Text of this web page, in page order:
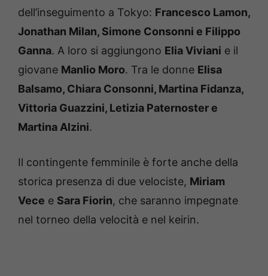
dell’inseguimento a Tokyo: Francesco Lamon,
Jonathan Milan, Simone Consonni e Filippo
Ganna. A loro si aggiungono Elia Viviani e il
giovane Manlio Moro. Tra le donne Elisa
Balsamo, Chiara Consonni, Martina Fidanza,
Vittoria Guazzini, Letizia Paternoster e
Martina Alzini.
Il contingente femminile è forte anche della
storica presenza di due velociste, Miriam
Vece e Sara Fiorin, che saranno impegnate
nel torneo della velocità e nel keirin.